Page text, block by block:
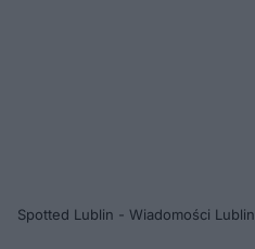
Spotted Lublin - Wiadomości Lublin